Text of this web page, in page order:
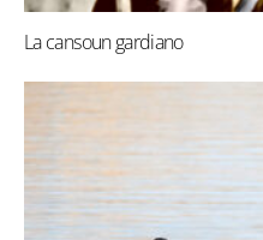
La cansoun gardiano